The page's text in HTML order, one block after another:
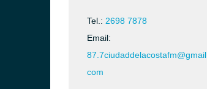
Tel.: 2698 7878
Email:
87.7ciudaddelacostafm@gmail.
com